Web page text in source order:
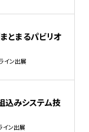
とまるパビリオ
イン出展
込みシステム技
イン出展